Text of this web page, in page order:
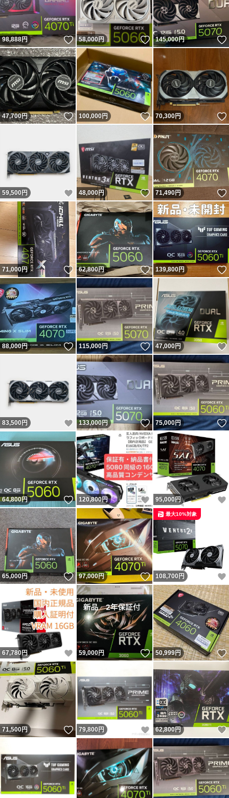
98,888円 いいね！
58,000円 いいね！
145,000円
47,700円 いいね！
100,000円 いいね！
70,300円
59,500 円 いいね！
48,000円 いいね！
71,490円
71,000円 いいね！
62,800円 いいね！
139,800円
88,000円 いいね！
115,000円 いいね！
47,000円
83,500 円 いいね！
133,000円 いいね！
75,000円
64,800円 いいね！
120,800円 いいね！
95,000 円
65,000円 いいね！
97,000円 いいね！
108,700 円
最大10%対象
67,780円 いいね！
59,000円 いいね！
50,999円
71,500円 いいね！
79,800 円 いいね！
62,800円